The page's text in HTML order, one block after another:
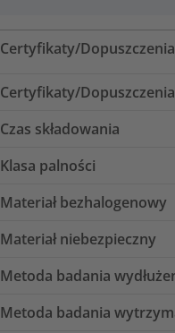
Certyfikaty/Dopuszczenia
Certyfikaty/Dopuszczenia
Czas składowania
Klasa palności
Materiał bezhalogenowy
Materiał niebezpieczny
Metoda badania
Metoda badania